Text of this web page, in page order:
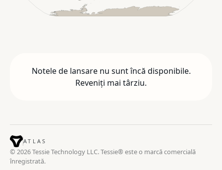
Notele de lansare nu sunt încă disponibile.
Reveniți mai târziu.
ATLAS
© 2026 Tessie Technology LLC. Tessie® este o marcă comercială
înregistrată.